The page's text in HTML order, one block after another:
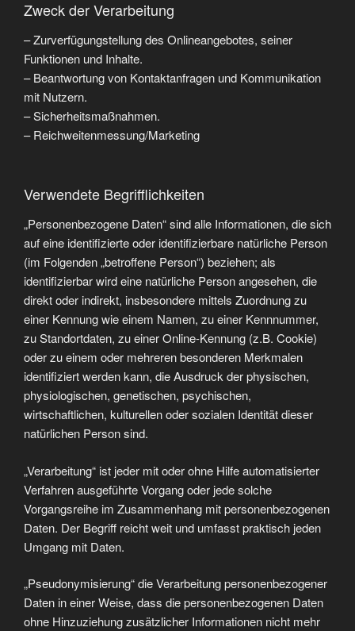
Zweck der Verarbeitung
– Zurverfügungstellung des Onlineangebotes, seiner
Funktionen und Inhalte.
– Beantwortung von Kontaktanfragen und Kommunikation
mit Nutzern.
– Sicherheitsmaßnahmen.
– Reichweitenmessung/Marketing
Verwendete Begrifflichkeiten
„Personenbezogene Daten“ sind alle Informationen, die sich
auf eine identifizierte oder identifizierbare natürliche Person
(im Folgenden „betroffene Person“) beziehen; als
identifizierbar wird eine natürliche Person angesehen, die
direkt oder indirekt, insbesondere mittels Zuordnung zu
einer Kennung wie einem Namen, zu einer Kennnummer,
zu Standortdaten, zu einer Online-Kennung (z.B. Cookie)
oder zu einem oder mehreren besonderen Merkmalen
identifiziert werden kann, die Ausdruck der physischen,
physiologischen, genetischen, psychischen,
wirtschaftlichen, kulturellen oder sozialen Identität dieser
natürlichen Person sind.
„Verarbeitung“ ist jeder mit oder ohne Hilfe automatisierter
Verfahren ausgeführte Vorgang oder jede solche
Vorgangsreihe im Zusammenhang mit personenbezogenen
Daten. Der Begriff reicht weit und umfasst praktisch jeden
Umgang mit Daten.
„Pseudonymisierung“ die Verarbeitung personenbezogener
Daten in einer Weise, dass die personenbezogenen Daten
ohne Hinzuziehung zusätzlicher Informationen nicht mehr